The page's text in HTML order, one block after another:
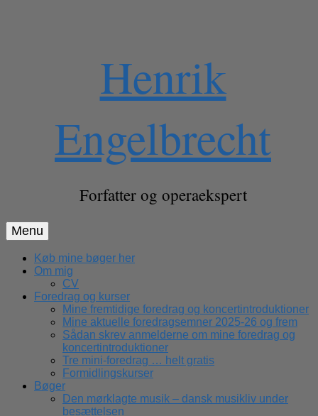
Henrik
Engelbrecht
Forfatter og operaekspert
Menu
Køb mine bøger her
Om mig
CV
Foredrag og kurser
Mine fremtidige foredrag og koncertintroduktioner
Mine aktuelle foredragsemner 2025-26 og frem
Sådan skrev anmelderne om mine foredrag og
koncertintroduktioner
Tre mini-foredrag … helt gratis
Formidlingskurser
Bøger
Den mørklagte musik – dansk musikliv under
besættelsen